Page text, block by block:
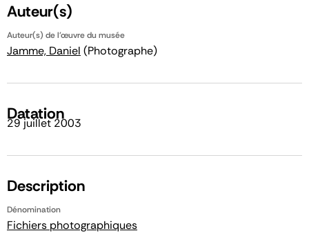
Auteur(s)
Auteur(s) de l'œuvre du musée
Jamme, Daniel (Photographe)
Datation
29 juillet 2003
Description
Dénomination
Fichiers photographiques